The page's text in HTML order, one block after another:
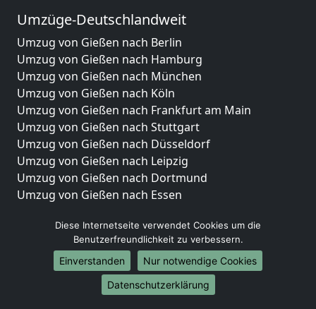
Umzüge-Deutschlandweit
Umzug von Gießen nach Berlin
Umzug von Gießen nach Hamburg
Umzug von Gießen nach München
Umzug von Gießen nach Köln
Umzug von Gießen nach Frankfurt am Main
Umzug von Gießen nach Stuttgart
Umzug von Gießen nach Düsseldorf
Umzug von Gießen nach Leipzig
Umzug von Gießen nach Dortmund
Umzug von Gießen nach Essen
Umzug von Gießen nach Dresden
Umzug von Gießen nach Hannover
Umzug von Gießen nach Nürnberg
Umzug von Gießen nach Duisburg
Umzug von Gießen nach Bochum
Diese Internetseite verwendet Cookies um die
Benutzerfreundlichkeit zu verbessern.
Einverstanden
Nur notwendige Cookies
Datenschutzerklärung